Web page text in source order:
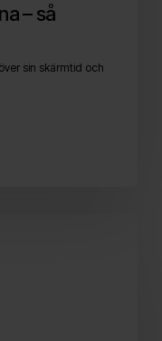
– så
sin skärmtid och